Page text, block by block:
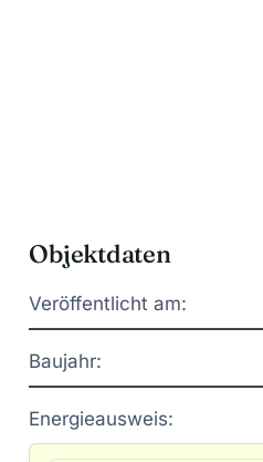
Objektdaten
Veröffentlicht am:
Baujahr:
Energieausweis: